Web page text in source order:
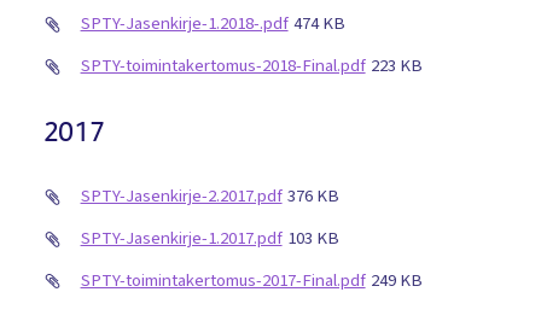
SPTY-Jasenkirje-1.2018-.pdf 474 KB
SPTY-toimintakertomus-2018-Final.pdf 223 KB
2017
SPTY-Jasenkirje-2.2017.pdf 376 KB
SPTY-Jasenkirje-1.2017.pdf 103 KB
SPTY-toimintakertomus-2017-Final.pdf 249 KB